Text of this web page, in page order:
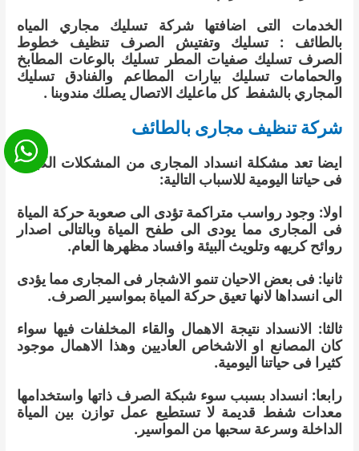
الخدمات التى اضافتها شركة تسليك مجاري المياه
بالطائف : تسليك وتفتيش الصرف تنظيف خطوط
الصرف تسليك صفيات المطر تسليك بالوعات المطابخ
والحمامات تسليك بيارات المطاعم والفنادق تسليك
المجاري بالشفط كل ماعليك الاتصال يصلك مندوبنا .
شركة تنظيف مجارى بالطائف
ايضا تعد مشكلة انسداد المجارى من المشكلات الكبيرة
فى حياتنا اليومية للاسباب التالية:
اولا: وجود رواسب متراكمة تؤدى الى صعوبة حركة المياة
فى المجارى مما يودى الى طفح المياة وبالتالى اصدار
روائح كريهه وتلويث البيئة وافساد مظهرها العام.
ثانيا: فى بعض الاحيان تنمو الاشجار فى المجارى مما يؤدى
الى انسداها لانها تعيق حركة المياة بمواسير الصرف.
ثالثا: الانسداد نتيجة الاهمال والقاء المخلفات فيها سواء
كان المصانع او الاشخاص العاديين وهذا الاهمال موجود
كثيرا فى حياتنا اليومية.
رابعا: انسداد بسبب سوء شبكة الصرف ذاتها واستخدامها
معدات شفط قديمة لا تستطيع عمل توازن بين المياة
الداخلة وسرعة سحبها من المواسير.